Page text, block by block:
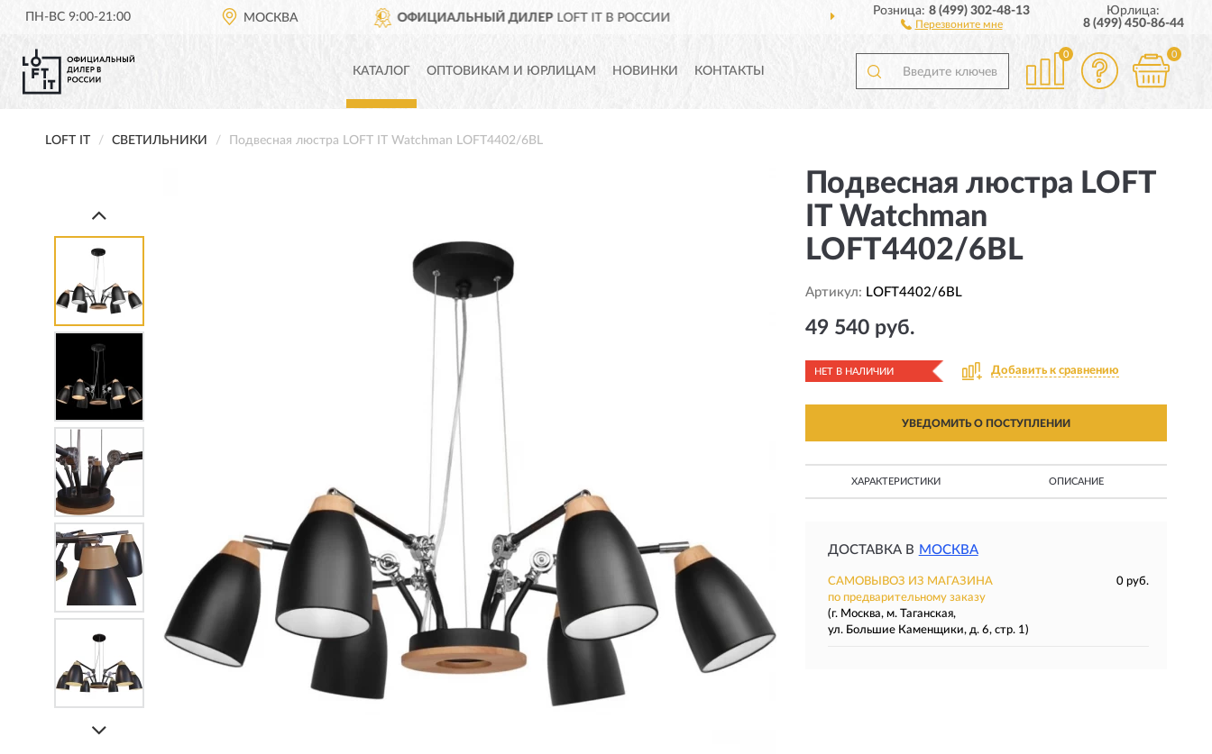
ПН-ВС 9:00-21:00 МОСКВА
ОФИЦИАЛЬНЫЙ ДИЛЕРLOFT IT В РОССИИ ДОСТАВИМ ПОЛНЫЙ
Розница:8 (499) 302-48-13
Перезвоните мне
Юрлица:
8 (499) 450-86-44
КАТАЛОГ ОПТОВИКАМ И ЮРЛИЦАМ НОВИНКИ КОНТАКТЫ
0 0
LOFT IT СВЕТИЛЬНИКИ Подвесная люстра LOFT IT Watchman LOFT4402/6BL
Подвесная люстра LOFT
IT Watchman
LOFT4402/6BL
Артикул: LOFT4402/6BL
49 540 руб.
НЕТ В НАЛИЧИИ Добавить к сравнению
УВЕДОМИТЬ О ПОСТУПЛЕНИИ
ХАРАКТЕРИСТИКИ ОПИСАНИЕ
ДОСТАВКА В МОСКВА
САМОВЫВОЗ ИЗ МАГАЗИНА
0 руб.
по предварительному заказу
(г. Москва, м. Таганская,
ул. Большие Каменщики, д. 6, стр. 1)